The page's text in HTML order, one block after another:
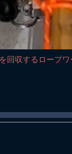
回収するロープ